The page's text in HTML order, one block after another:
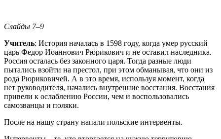
Слайды 7–9
Учитель: История началась в 1598 году, когда умер русский
царь Федор Иоаннович Рюрикович и не оставил наследника.
Россия осталась без законного царя. Тогда разные люди
пытались взойти на престол, при этом обманывая, что они из
рода Рюриковичей. А в это время, используя момент, когда
нет руководителя, начались внутренние восстания. Восстания
привели к ослаблению России, чем и воспользовались
самозванцы и поляки.
После на нашу страну напали польские интервенты.